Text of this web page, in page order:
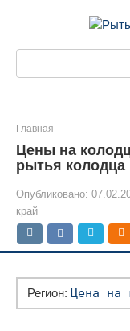
Главная
Цены на
рытья колодца
Опубликовано:
край
Регион: Цена на